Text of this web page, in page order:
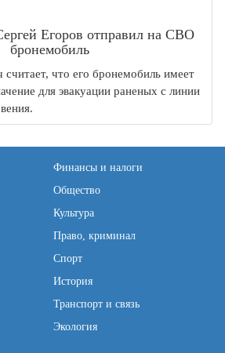
Егоров отправил на СВО
бронемобиль
считает, что его бронемобиль имеет
для эвакуации раненых с линии
Финансы и налоги
Общество
Культура
Право, криминал
Спорт
История
Транспорт и связь
Экология